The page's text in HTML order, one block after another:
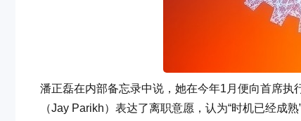
潘正磊在内部备忘录中说，她在今年1月便向首席执
（Jay Parikh）表达了离职意愿，认为“时机已经成熟”